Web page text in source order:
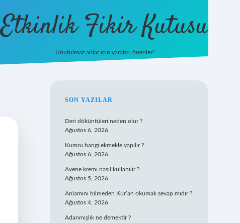
Etkinlik Fikir Kutusu
Unutulmaz anlar için yaratıcı öneriler!
SIDEBAR
SON YAZILAR
Deri döküntüleri neden olur ?
Ağustos 6, 2026
Kumru hangi ekmekle yapılır ?
Ağustos 6, 2026
Avene kremi nasıl kullanılır ?
Ağustos 5, 2026
Anlamını bilmeden Kur’an okumak sevap mıdır ?
Ağustos 4, 2026
Adanmışlık ne demektir ?